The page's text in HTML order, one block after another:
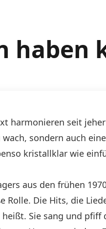
haben
harmonieren seit
sondern auch
kristallklar wie
aus den frühen
Die Hits, die
Sie sang und pfiff